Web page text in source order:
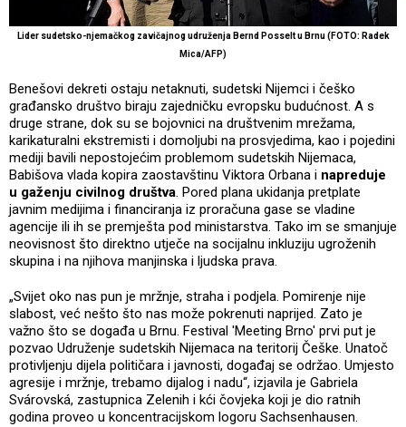
Lider sudetsko-njemačkog zavičajnog udruženja Bernd Posselt u Brnu (FOTO: Radek
Mica/AFP)
Benešovi dekreti ostaju netaknuti, sudetski Nijemci i češko
građansko društvo biraju zajedničku evropsku budućnost. A s
druge strane, dok su se bojovnici na društvenim mrežama,
karikaturalni ekstremisti i domoljubi na prosvjedima, kao i pojedini
mediji bavili nepostojećim problemom sudetskih Nijemaca,
Babišova vlada kopira zaostavštinu Viktora Orbana i napreduje
u gaženju civilnog društva. Pored plana ukidanja pretplate
javnim medijima i financiranja iz proračuna gase se vladine
agencije ili ih se premješta pod ministarstva. Tako im se smanjuje
neovisnost što direktno utječe na socijalnu inkluziju ugroženih
skupina i na njihova manjinska i ljudska prava.
„Svijet oko nas pun je mržnje, straha i podjela. Pomirenje nije
slabost, već nešto što nas može pokrenuti naprijed. Zato je
važno što se događa u Brnu. Festival 'Meeting Brno' prvi put je
pozvao Udruženje sudetskih Nijemaca na teritorij Češke. Unatoč
protivljenju dijela političara i javnosti, događaj se održao. Umjesto
agresije i mržnje, trebamo dijalog i nadu“, izjavila je Gabriela
Svárovská, zastupnica Zelenih i kći čovjeka koji je dio ratnih
godina proveo u koncentracijskom logoru Sachsenhausen.